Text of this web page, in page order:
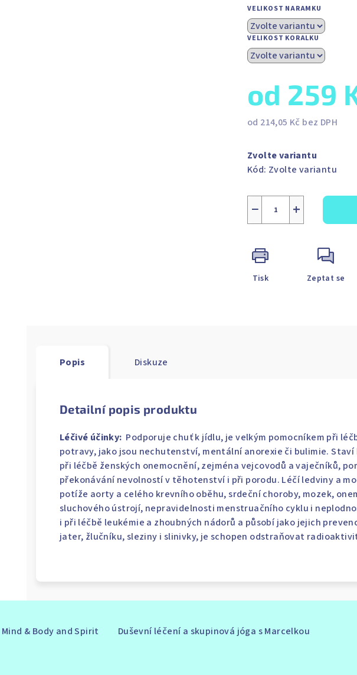
VELIKOST NARAMKU
VELIKOST KORALKU
od 259
od 214,05 Kč bez DPH
cena:
Zvolte variantu
Kód: Zvolte variantu
+
−
Tisk Zeptat se
Popis Diskuze
Detailní popis produktu
Léčivé účinky: Podporuje chuť k jídlu, je velkým pomocníkem při
potravy, jako jsou nechutenství, mentální anorexie či bulimie. Staví
při léčbě ženských onemocnění, zejména vejcovodů a vaječníků,
překonávání nevolností v těhotenství i při porodu. Léčí ledviny a
potíže aorty a celého krevního oběhu, srdeční choroby, mozek,
sluchového ústrojí, nepravidelnosti menstruačního cyklu i
i při léčbě leukémie a zhoubných nádorů a působí jako jejich
jater, žlučníku, sleziny i slinivky, je schopen odstraňovat
& Body and Spirit Duševní léčení a skupinová jóga s Marcelkou